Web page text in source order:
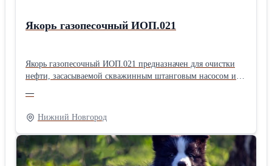
Якорь газопесочный ИОП.021
Якорь газопесочный ИОП.021 предназначен для очистки
нефти, засасываемой скважинным штанговым насосом из
соединительных муфт, внутренней трубы и пробки. Все
детали якоря за исключением внутренней трубы имеют
резьбы НКТ73 ГОСТ 633-80 с шагом 2,54 мм. Для забора
рабочей среды из затрубного пространства верхний корпус
имеет 88 отверстий Ø10мм. Характеристики: - диаметр
—
Нижний Новгород